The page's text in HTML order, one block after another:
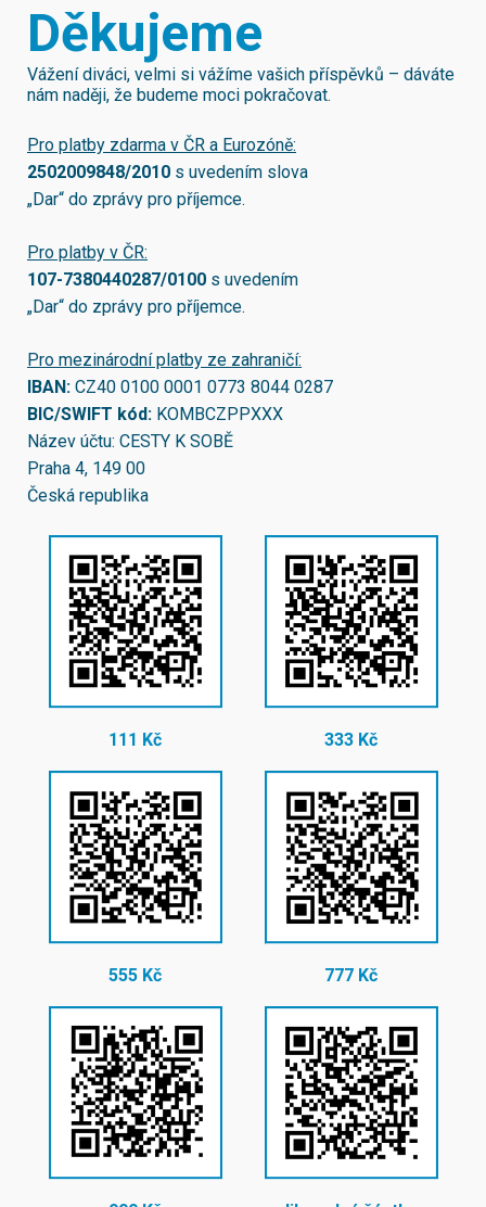
Děkujeme
Vážení diváci, velmi si vážíme vašich příspěvků – dáváte
nám naději, že budeme moci pokračovat.
Pro platby zdarma v ČR a Eurozóně:
2502009848/2010 s uvedením slova
„Dar“ do zprávy pro příjemce.
Pro platby v ČR:
107-7380440287/0100 s uvedením
„Dar“ do zprávy pro příjemce.
Pro mezinárodní platby ze zahraničí:
IBAN: CZ40 0100 0001 0773 8044 0287
BIC/SWIFT kód: KOMBCZPPXXX
Název účtu: CESTY K SOBĚ
Praha 4, 149 00
Česká republika
111 Kč 333 Kč
555 Kč 777 Kč